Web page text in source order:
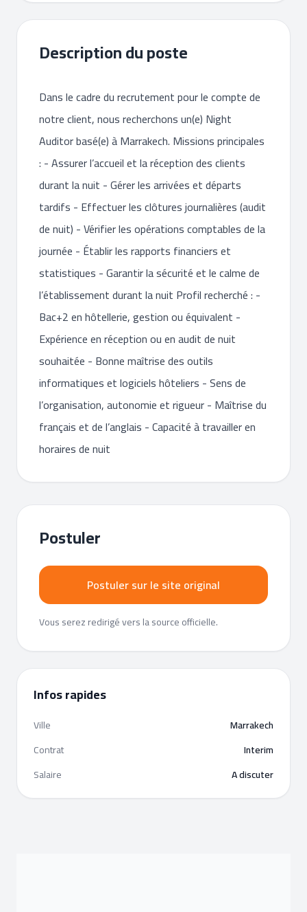
Description du poste
Dans le cadre du recrutement pour le compte de
notre client, nous recherchons un(e) Night
Auditor basé(e) à Marrakech. Missions principales
: - Assurer l’accueil et la réception des clients
durant la nuit - Gérer les arrivées et départs
tardifs - Effectuer les clôtures journalières (audit
de nuit) - Vérifier les opérations comptables de la
journée - Établir les rapports financiers et
statistiques - Garantir la sécurité et le calme de
l’établissement durant la nuit Profil recherché : -
Bac+2 en hôtellerie, gestion ou équivalent -
Expérience en réception ou en audit de nuit
souhaitée - Bonne maîtrise des outils
informatiques et logiciels hôteliers - Sens de
l’organisation, autonomie et rigueur - Maîtrise du
français et de l’anglais - Capacité à travailler en
horaires de nuit
Postuler
Postuler sur le site original
Vous serez redirigé vers la source officielle.
Infos rapides
Ville
Marrakech
Contrat
Interim
Salaire
A discuter